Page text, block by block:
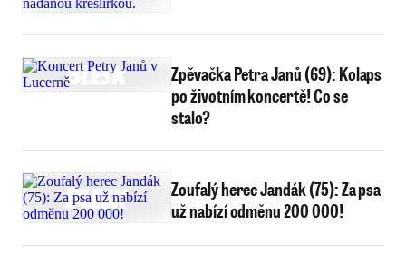
Zpěvačka Petra Janů (69): Kolaps
po životním koncertě! Co se
stalo?
Zoufalý herec Jandák (75): Za psa
už nabízí odměnu 200 000!